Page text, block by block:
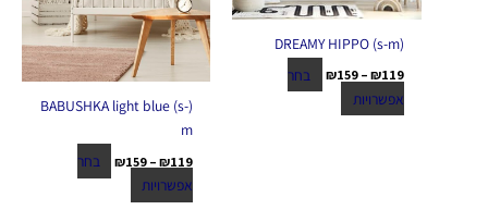
(DREAMY HIPPO (s-m
₪119
–
₪159
בחר
אפשרויות
(BABUSHKA light blue (s-
m
₪119
–
₪159
בחר
אפשרויות